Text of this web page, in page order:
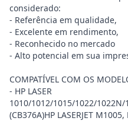
considerado:
- Referência em qualidade,
- Excelente em rendimento,
- Reconhecido no mercado
- Alto potencial em sua
COMPATÍVEL COM OS
- HP LASER
1010/1012/1015/1022/1022N/
(CB376A)HP LASERJET M1005,